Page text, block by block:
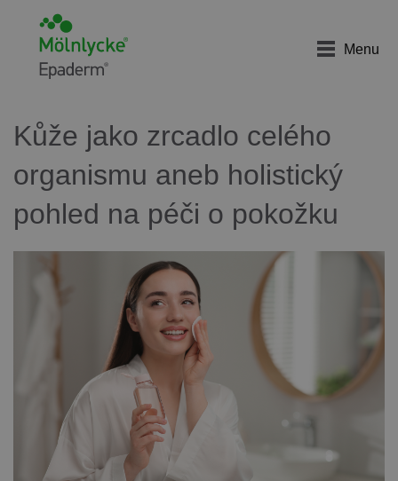
Menu
Kůže jako zrcadlo celého
organismu aneb holistický
pohled na péči o pokožku